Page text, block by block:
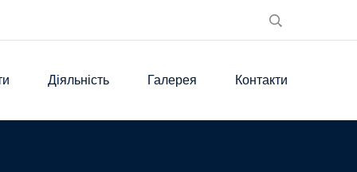
Діяльність Галерея Контакти